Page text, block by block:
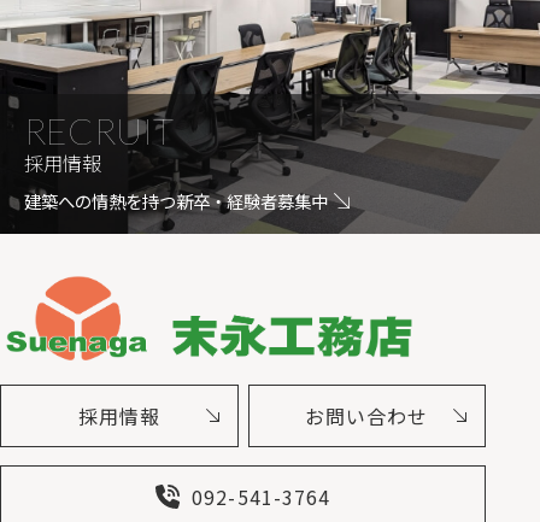
RECRUIT
採用情報
建築への情熱を持つ新卒・経験者募集中
採用情報 お問い合わせ
092-541-3764